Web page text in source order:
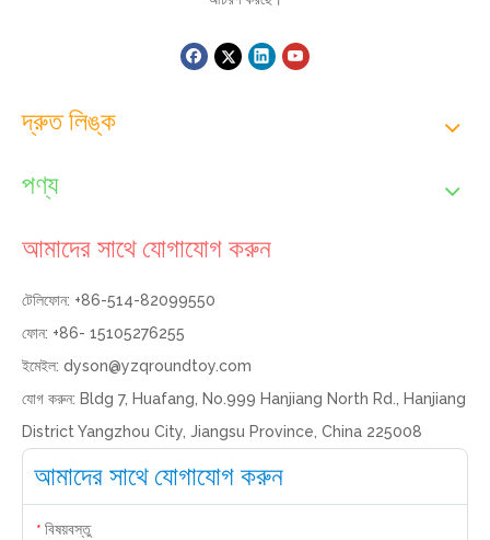
দ্রুত লিঙ্ক
পণ্য
আমাদের সাথে যোগাযোগ করুন
টেলিফোন: +86-514-82099550
ফোন: +86- 15105276255
ইমেইল: dyson@yzqroundtoy.com
যোগ করুন: Bldg 7, Huafang, No.999 Hanjiang North Rd., Hanjiang
District Yangzhou City, Jiangsu Province, China 225008
আমাদের সাথে যোগাযোগ করুন
* বিষয়বস্তু